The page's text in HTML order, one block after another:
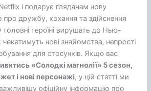
і подарує глядачам нову
про дружбу, кохання та здійснення
головні героїні вирушать до Нью-
нові знайомства, непрості
для стосунків. Якщо вас
«Солодкі магнолії» 5 сезон,
і нові персонажі, у цій статті ми
офіційну інформацію про